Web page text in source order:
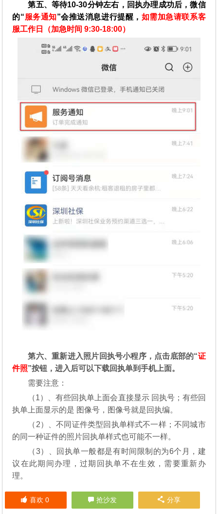
第五、等待10-30分钟左右，回执办理成功后，微信
的“服务通知”会推送消息进行提醒， 如需加急请联系客
服工作日（加急时间 9:30-18:00）
第六、重新进入照片回执号小程序，点击底部的“证
件照”按钮，进入后可以下载回执单到手机上面。
需要注意：
（1）、有些回执单上面会直接显示 回执号；有些回
执单上面显示的是 图像号，图像号就是回执编。
（2）、不同证件类型回执单样式不一样；不同城市
的同一种证件的照片回执单样式也可能不一样。
（3）、回执单一般都是有时间限制的为6个月，建
议在此期间办理，过期回执单不在生效，需要重新办
理。
喜欢 0 抢沙发 分享